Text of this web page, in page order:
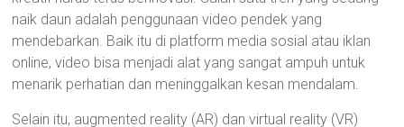
naik daun adalah penggunaan video pendek yang
mendebarkan. Baik itu di platform media sosial atau iklan
online, video bisa menjadi alat yang sangat ampuh untuk
menarik perhatian dan meninggalkan kesan mendalam.
Selain itu, augmented reality (AR) dan virtual reality (VR)